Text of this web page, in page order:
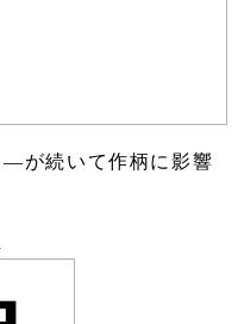
―が続いて作柄に影響